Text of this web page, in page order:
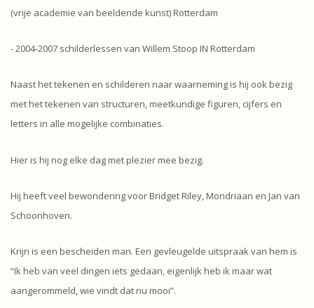
(vrije academie van beeldende kunst) Rotterdam
- 2004-2007 schilderlessen van Willem Stoop IN Rotterdam
Naast het tekenen en schilderen naar waarneming is hij ook bezig
met het tekenen van structuren, meetkundige figuren, cijfers en
letters in alle mogelijke combinaties.
Hier is hij nog elke dag met plezier mee bezig.
Hij heeft veel bewondering voor Bridget Riley, Mondriaan en Jan van
Schoonhoven.
Krijn is een bescheiden man. Een gevleugelde uitspraak van hem is
“Ik heb van veel dingen iets gedaan, eigenlijk heb ik maar wat
aangerommeld, wie vindt dat nu mooi”.